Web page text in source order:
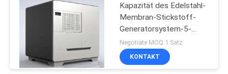
Kapazität des Edelstahl-
Membran-Stickstoff-
Generatorsystem-5-
5000 Nm3/H
Negotiate MOQ:1 Satz
KONTAKT